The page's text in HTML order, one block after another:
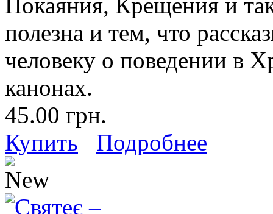
полезна и тем, что
человеку о поведении в
канонах.
45.00 грн.
Купить
Подробнее